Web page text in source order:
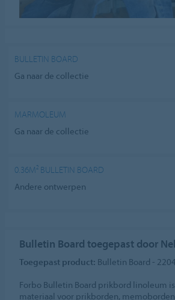
BULLETIN BOARD
Ga naar de collectie
MARMOLEUM
Ga naar de collectie
0.36M² BULLETIN BOARD
Andere ontwerpen
Bulletin Board toegepast door
Toegepast product: Bulletin Board -
Forbo Bulletin Board prikbord linoleum
materiaal voor prikborden,